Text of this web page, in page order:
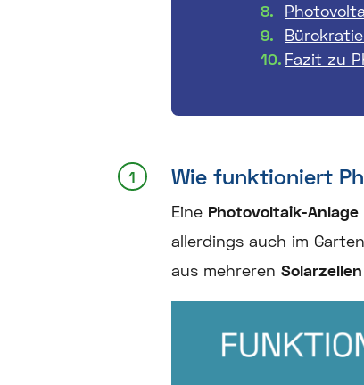
Fazit zu
Wie funktioniert
Eine Photovoltaik-Anlage
allerdings auch im
aus mehreren Solarzellen